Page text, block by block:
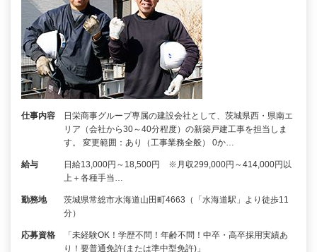
仕事内容
日栄商事グループ専属の建設会社として、茨城県西・県南エ
リア（会社から30～40分程度）の新築戸建工事を担当しま
す。 変更範囲：あり（工事業務全般） 0か…
給与
日給13,000円～18,500円 ※月収299,000円～414,000円以
上＋各種手当…
勤務地
茨城県常総市水海道山田町4663（「水海道駅」より徒歩11
分）
応募資格
「未経験OK！学歴不問！年齢不問！中卒・高卒採用実績あ
り！要普通免許(または準中型免許)」